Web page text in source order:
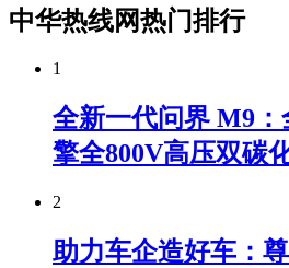
中华热线网热门排行
1
全新一代问界 M9
擎全800V高压双碳
2
助力车企造好车：